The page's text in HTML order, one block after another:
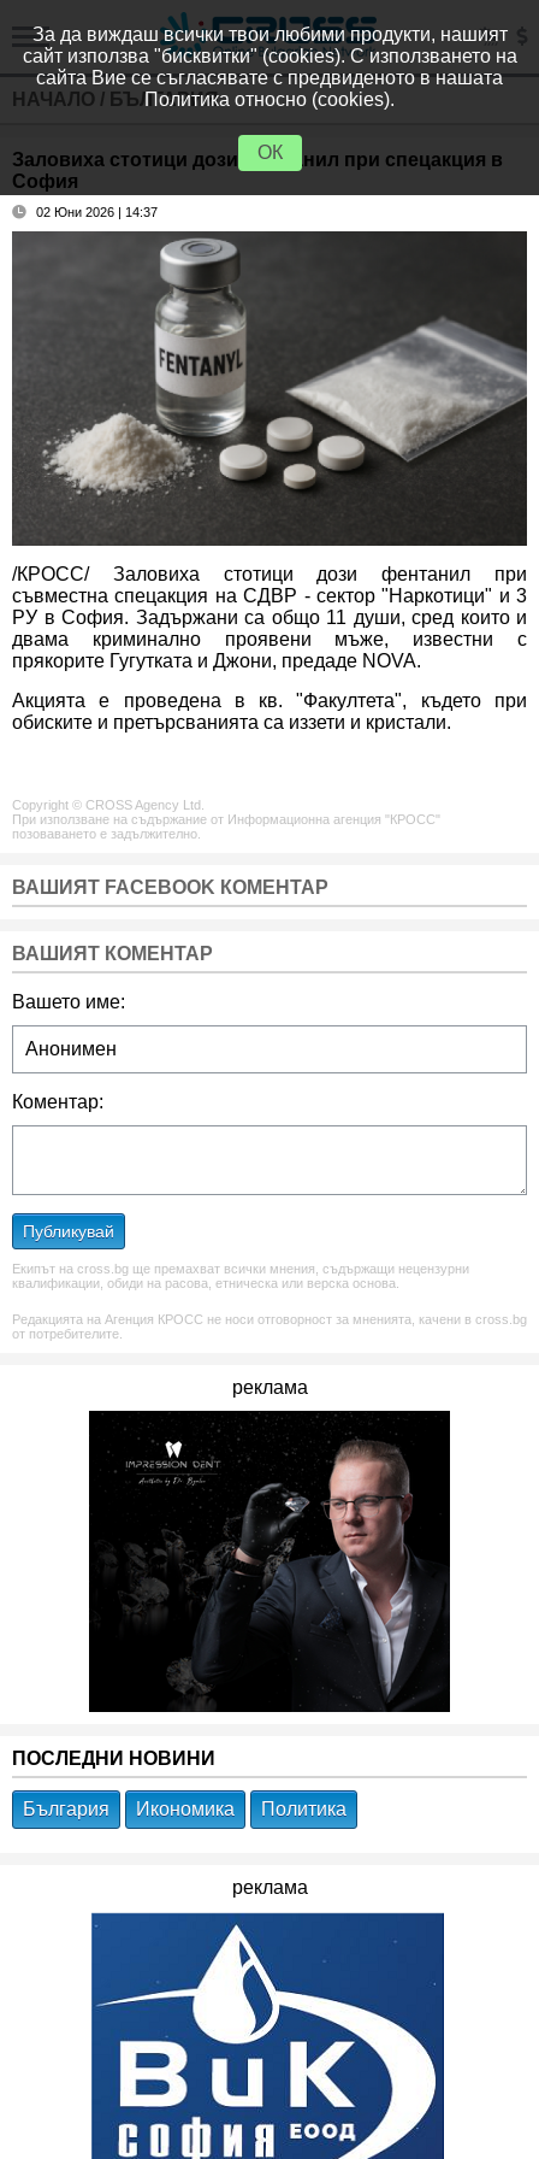
НАЧАЛО / БЪЛГАРИЯ
Заловиха стотици дози фентанил при спецакция в
София
02 Юни 2026 | 14:37
/КРОСС/ Заловиха стотици дози фентанил при
съвместна спецакция на СДВР - сектор "Наркотици" и 3
РУ в София. Задържани са общо 11 души, сред които и
двама криминално проявени мъже, известни с
прякорите Гугутката и Джони, предаде NOVA.
Акцията е проведена в кв. "Факултета", където при
обиските и претърсванията са иззети и кристали.
Copyright © CROSS Agency Ltd.
При използване на съдържание от Информационна агенция "КРОСС"
позоваването е задължително.
ВАШИЯТ FACEBOOK КОМЕНТАР
ВАШИЯТ КОМЕНТАР
Вашето име:
Коментар:
Публикувай
Екипът на cross.bg ще премахват всички мнения, съдържащи нецензурни
квалификации, обиди на расова, етническа или верска основа.
Редакцията на Агенция КРОСС не носи отговорност за мненията, качени в cross.bg
от потребителите.
реклама
ПОСЛЕДНИ НОВИНИ
България Икономика Политика
реклама
За да виждаш всички твои любими продукти, нашият
сайт използва "бисквитки" (cookies). С използването на
сайта Вие се съгласявате с предвиденото в нашата
Политика относно (cookies).
ОК